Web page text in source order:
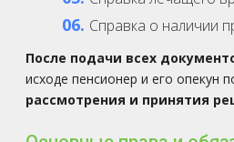
Справка о наличии
После подачи всех
исходе пенсионер и его
рассмотрения и принятия